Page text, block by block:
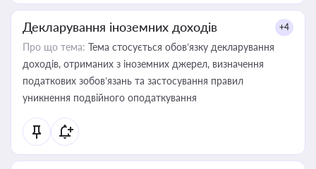
Декларування іноземних доходів +4
Про що тема: Тема стосується обов’язку декларування
доходів, отриманих з іноземних джерел, визначення
податкових зобов’язань та застосування правил
уникнення подвійного оподаткування